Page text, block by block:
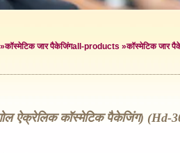
कॉस्मेटिक जार पैकेजिंगall-products »कॉस्मेटिक जार
ऐक्रेलिक कॉस्मेटिक पैकेजिंग) (hd-